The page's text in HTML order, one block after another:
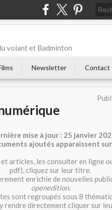
volant et Badminton
Newsletter Contact
mise à jour : 25 janvier
ajoutés apparaissent
articles, les consulter en ligne
pdf), cliquez sur leur titre.
enrichie de nouvelles
openedition.
sont regroupés sous 8
rendre directement cliquer sur